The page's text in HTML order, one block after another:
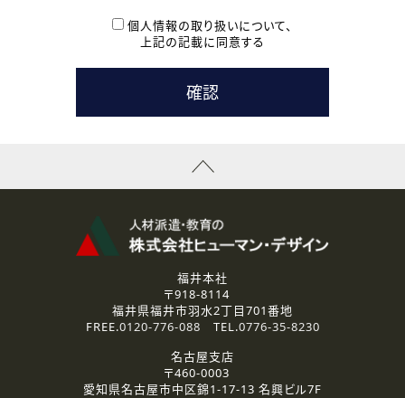
本登録に関するご連絡および本登録時の参考情報として利
たします。
( 3 ) スタッフ派遣を検討されている企業の皆様
お問い合わせの内容に回答するために利用いたします。
なお、ご連絡手段は、電話・Ｅメールのいずれかの方法とい
資料送付、受講相談に関するご連絡のために利用いたしま
その他、お問い合わせの内容に回答するために利用いたし
なお、ご連絡手段は、電話・Ｅメールのいずれかの方法とい
2.個人情報の第三者提供
ご提供いただいた個人情報は、法令等の規定に従う場合を除き、
3.個人情報の取り扱いの委託
弊社の定める個人情報保護の評価基準を満たした委託先に、個
個人情報の取り扱いについて、
上記の記載に同意する
福井本社
〒918-8114
福井県福井市羽水2丁目701番地
FREE.0120-776-088 TEL.0776-35-8230
名古屋支店
〒460-0003
愛知県名古屋市中区錦1-17-13 名興ビル7F